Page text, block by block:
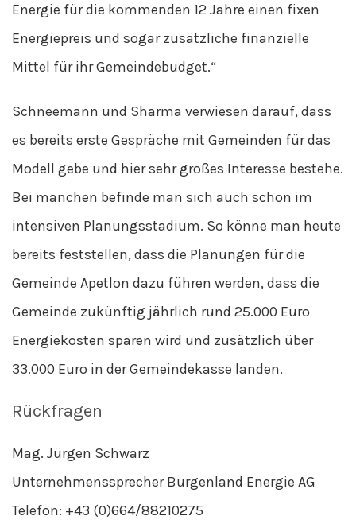
Energie für die kommenden 12 Jahre einen fixen
Energiepreis und sogar zusätzliche finanzielle
Mittel für ihr Gemeindebudget.“
Schneemann und Sharma verwiesen darauf, dass
es bereits erste Gespräche mit Gemeinden für das
Modell gebe und hier sehr großes Interesse bestehe.
Bei manchen befinde man sich auch schon im
intensiven Planungsstadium. So könne man heute
bereits feststellen, dass die Planungen für die
Gemeinde Apetlon dazu führen werden, dass die
Gemeinde zukünftig jährlich rund 25.000 Euro
Energiekosten sparen wird und zusätzlich über
33.000 Euro in der Gemeindekasse landen.
Rückfragen
Mag. Jürgen Schwarz
Unternehmenssprecher Burgenland Energie AG
Telefon: +43 (0)664/88210275